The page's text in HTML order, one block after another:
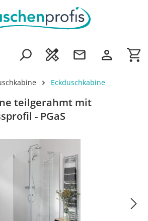
Eckduschkabine
teilgerahmt mit
- PGaS